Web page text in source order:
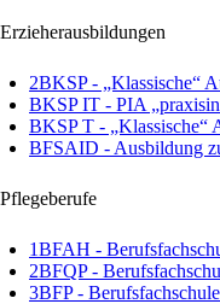
Erzieherausbildungen
2BKSP - „Klassische“
BKSP IT - PIA
BKSP T - „Klassische“
BFSAID - Ausbildung
Pflegeberufe
1BFAH -
2BFQP -
3BFP -